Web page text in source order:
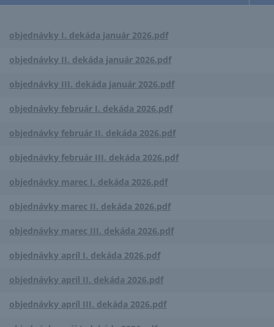
objednávky I. dekáda január 2026.pdf
objednávky II. dekáda január 2026.pdf
objednávky III. dekáda január 2026.pdf
objednávky február I. dekáda 2026.pdf
objednávky február II. dekáda 2026.pdf
objednávky február III. dekáda 2026.pdf
objednávky marec I. dekáda 2026.pdf
objednávky marec II. dekáda 2026.pdf
objednávky marec III. dekáda 2026.pdf
objednávky apríl I. dekáda 2026.pdf
objednávky apríl II. dekáda 2026.pdf
objednávky apríl III. dekáda 2026.pdf